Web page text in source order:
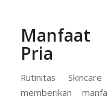
Manfaat
Pria
Rutinitas
memberikan